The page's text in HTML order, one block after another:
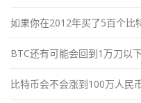
如果你在2012年买了5百个比
BTC还有可能会回到1万刀以
比特币会不会涨到100万人民